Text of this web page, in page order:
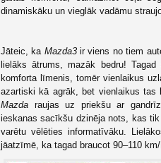
dinamiskāku un vieglāk vadāmu
Jāteic, ka Mazda3ir viens no tiem
lielāks ātrums, mazāk bedru!
komforta līmenis, tomēr vienlaikus
azartiski kā agrāk, bet vienlaikus
Mazda raujas uz priekšu ar
ieskanas sacīkšu dzinēja nots, kas
varētu vēlēties informatīvāku.
jāatzīmē, ka tagad braucot 90–110